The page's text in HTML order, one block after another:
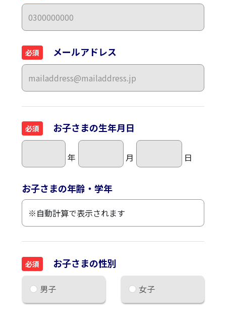
必須 メールアドレス
必須 お子さまの生年月日
年 月 日
お子さまの年齢・学年
必須 お子さまの性別
男子 女子